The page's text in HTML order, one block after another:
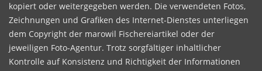
kopiert oder weitergegeben werden. Die verwendeten Fotos,
Zeichnungen und Grafiken des Internet-Dienstes unterliegen
dem Copyright der marowil Fischereiartikel oder der
jeweiligen Foto-Agentur. Trotz sorgfältiger inhaltlicher
Kontrolle auf Konsistenz und Richtigkeit der Informationen